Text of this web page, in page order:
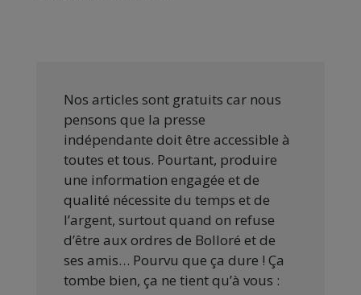
Nos articles sont gratuits car nous
pensons que la presse
indépendante doit être accessible à
toutes et tous. Pourtant, produire
une information engagée et de
qualité nécessite du temps et de
l’argent, surtout quand on refuse
d’être aux ordres de Bolloré et de
ses amis… Pourvu que ça dure ! Ça
tombe bien, ça ne tient qu’à vous :